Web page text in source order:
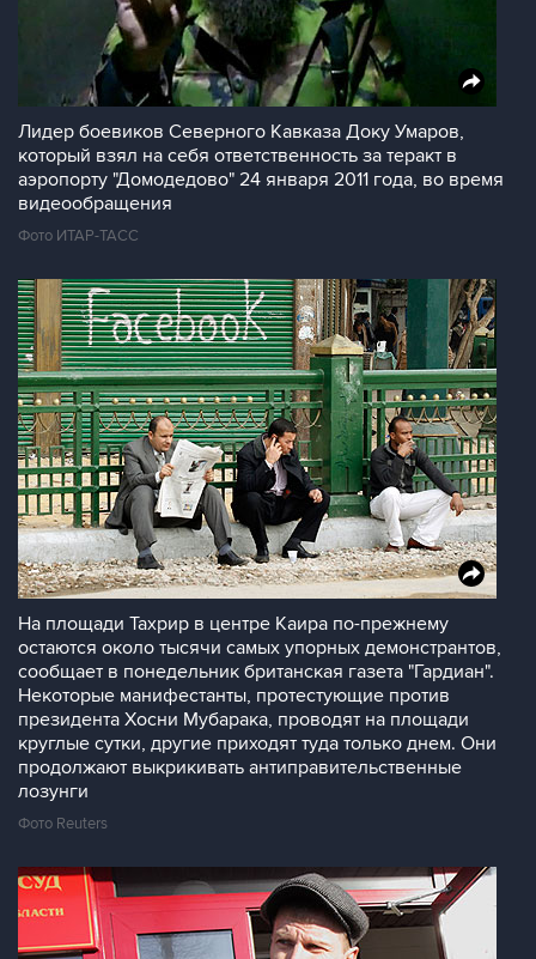
Лидер боевиков Северного Кавказа Доку Умаров,
который взял на себя ответственность за теракт в
аэропорту "Домодедово" 24 января 2011 года, во время
видеообращения
Фото ИТАР-ТАСС
На площади Тахрир в центре Каира по-прежнему
остаются около тысячи самых упорных демонстрантов,
сообщает в понедельник британская газета "Гардиан".
Некоторые манифестанты, протестующие против
президента Хосни Мубарака, проводят на площади
круглые сутки, другие приходят туда только днем. Они
продолжают выкрикивать антиправительственные
лозунги
Фото Reuters